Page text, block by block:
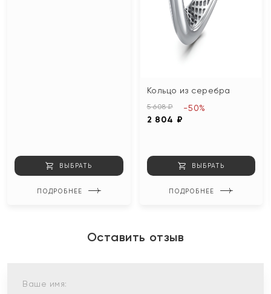
ВЫБРАТЬ
ПОДРОБНЕЕ
Кольцо из серебра
5 608 ₽
2 804 ₽
-50%
ВЫБРАТЬ
ПОДРОБНЕЕ
Оставить отзыв
Ваше имя: